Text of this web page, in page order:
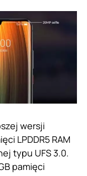
wersji
LPDDR5 RAM
typu UFS 3.0.
pamięci